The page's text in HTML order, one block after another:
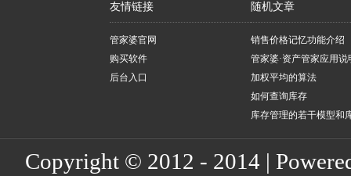
友情链接
管家婆官网
购买软件
后台入口
随机文章
销售价格记忆功能介绍
管家婆·资产管家应用说
加权平均的算法
如何查询库存
库存管理的若干模型和
Copyright © 2012 - 2014 |